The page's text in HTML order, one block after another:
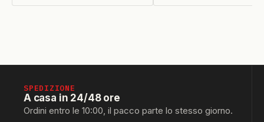
SPEDIZIONE
A casa in 24/48 ore
Ordini entro le 10:00, il pacco parte lo stesso giorno.